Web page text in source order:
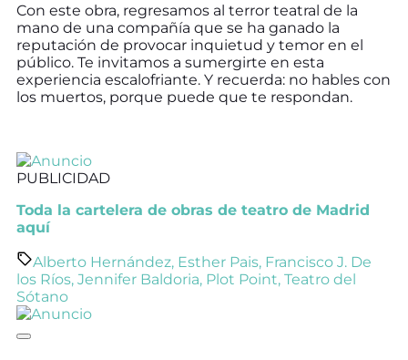
Con este obra, regresamos al terror teatral de la
mano de una compañía que se ha ganado la
reputación de provocar inquietud y temor en el
público. Te invitamos a sumergirte en esta
experiencia escalofriante. Y recuerda: no hables con
los muertos, porque puede que te respondan.
PUBLICIDAD
Toda la cartelera de obras de teatro de Madrid
aquí
Alberto Hernández, Esther Pais, Francisco J. De
los Ríos, Jennifer Baldoria, Plot Point, Teatro del
Sótano